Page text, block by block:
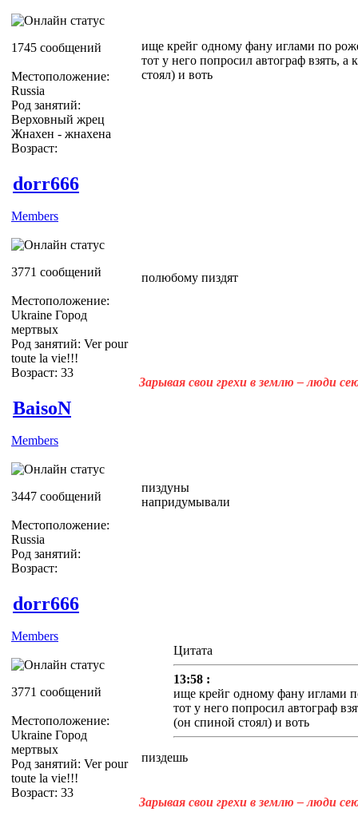
1745 сообщений
Местоположение:
Russia
Род занятий:
Верховный жрец
Жнахен - жнахена
Возраст:
ище крейг одному фану иглами по
тот у него попросил автограф взять, а
стоял) и воть
dorr666
Members
3771 сообщений
Местоположение:
Ukraine Город
мертвых
Род занятий: Ver pour
toute la vie!!!
Возраст: 33
полюбому пиздят
Зарывая свои грехи в землю – люди
BaisoN
Members
3447 сообщений
Местоположение:
Russia
Род занятий:
Возраст:
пиздуны
напридумывали
dorr666
Members
3771 сообщений
Местоположение:
Ukraine Город
мертвых
Род занятий: Ver pour
toute la vie!!!
Возраст: 33
Цитата
13:58 :
ище крейг одному фану иглами
тот у него попросил автограф
(он спиной стоял) и воть
пиздешь
Зарывая свои грехи в землю – люди